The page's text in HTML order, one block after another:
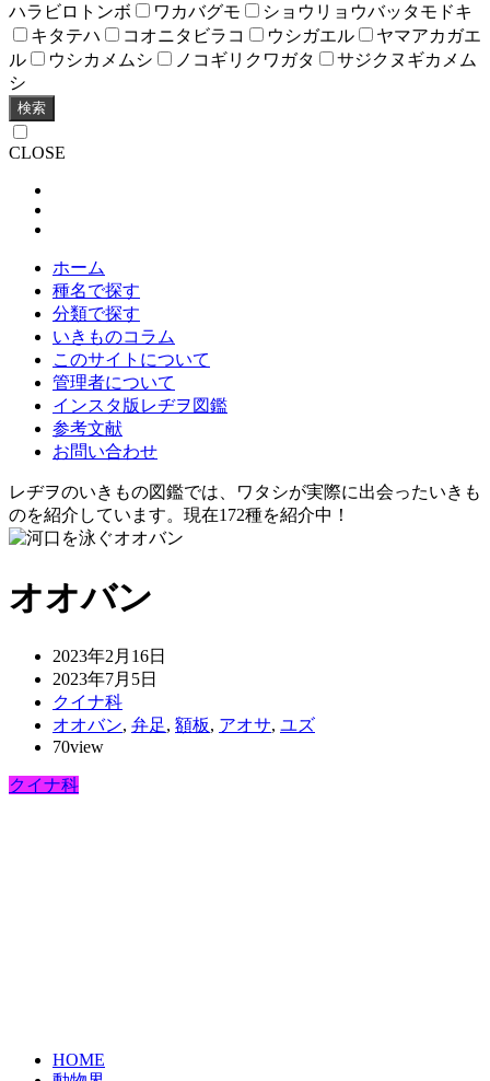
ハラビロトンボ ワカバグモ
ショウリョウバッタモドキ
キタテハ
コオニタビラコ ウシガエル
ヤマアカガエ
ル
ウシカメムシ ノコギリクワガタ
サジクヌギカメム
シ
検索
CLOSE
ホーム
種名で探す
分類で探す
いきものコラム
このサイトについて
管理者について
インスタ版レヂヲ図鑑
参考文献
お問い合わせ
レヂヲのいきもの図鑑では、ワタシが実際に出会ったいきも
のを紹介しています。現在172種を紹介中！
オオバン
2023年2月16日
2023年7月5日
クイナ科
オオバン, 弁足, 額板, アオサ, ユズ
70view
クイナ科
HOME